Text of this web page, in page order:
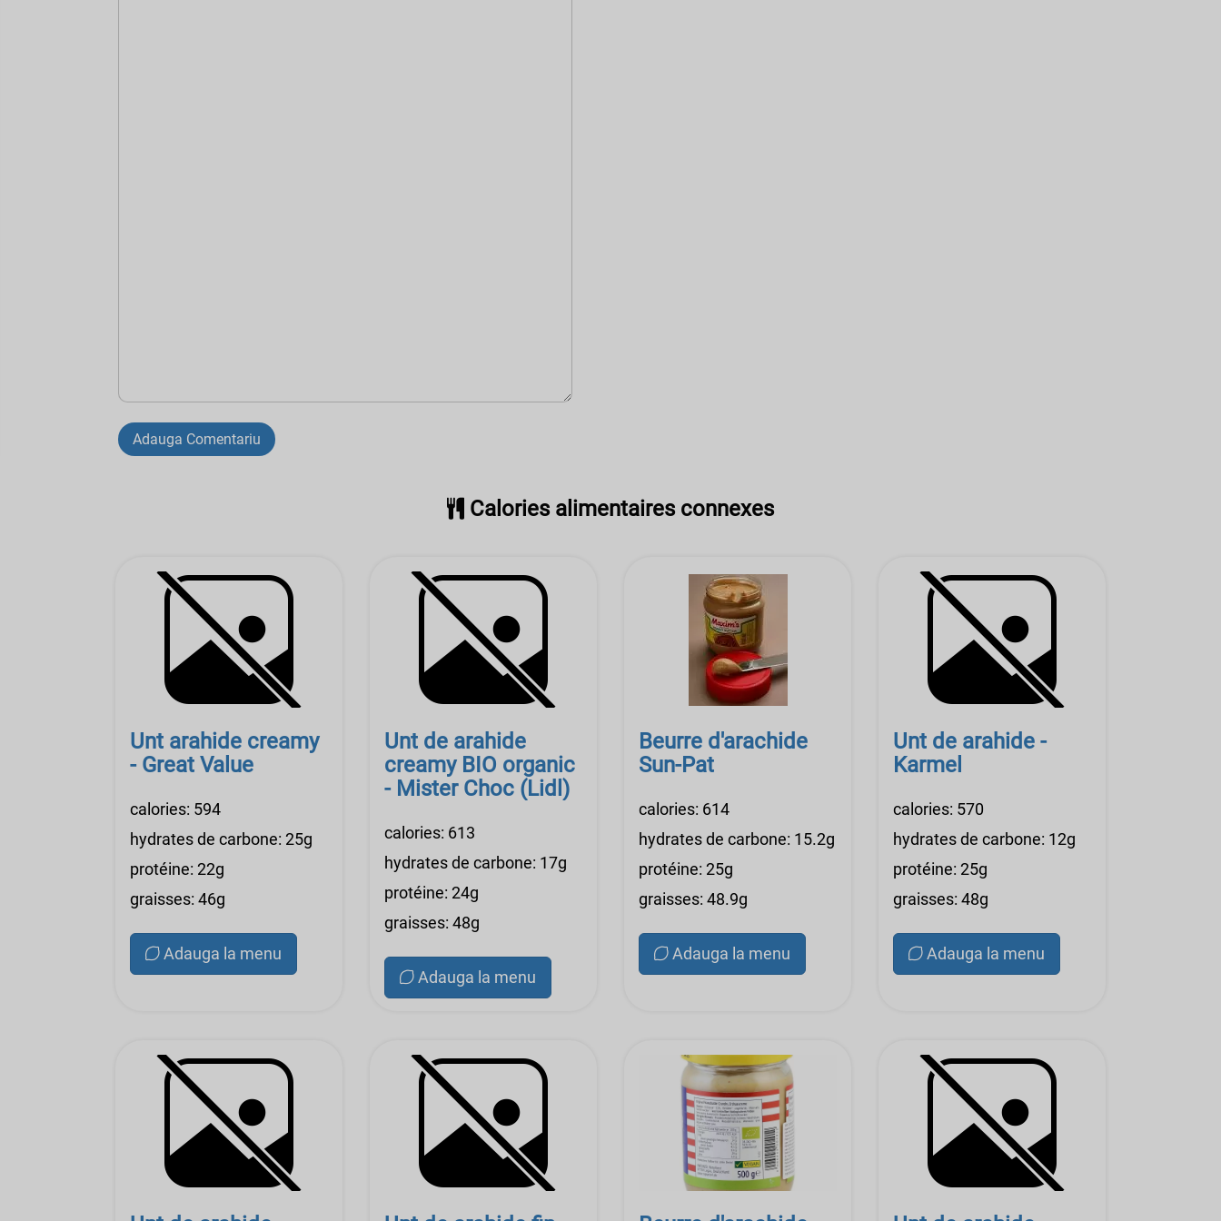
Adauga Comentariu
Calories alimentaires connexes
Unt arahide creamy
- Great Value
calories: 594
hydrates de carbone: 25g
protéine: 22g
graisses: 46g
Adauga la menu
Unt de arahide
creamy BIO organic
- Mister Choc (Lidl)
calories: 613
hydrates de carbone: 17g
protéine: 24g
graisses: 48g
Adauga la menu
Beurre d'arachide
Sun-Pat
calories: 614
hydrates de carbone: 15.2g
protéine: 25g
graisses: 48.9g
Adauga la menu
Unt de arahide -
Karmel
calories: 570
hydrates de carbone: 12g
protéine: 25g
graisses: 48g
Adauga la menu